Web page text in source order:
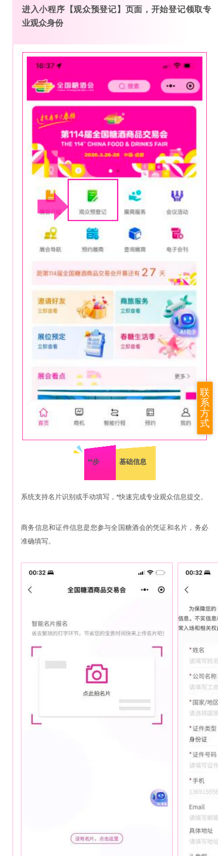
进入小程序【观众预登记】页面，开始登记领取专
业观众身份
**步 基础信息
系统支持名片识别或手动填写，*快速完成专业观众信息提交。
商务信息和证件信息是您参与全国糖酒会的凭证和名片，务必
准确填写。
联
系
方
式